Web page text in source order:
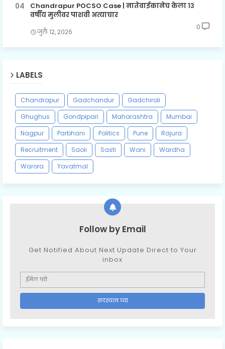
Chandrapur POCSO Case | नातेवाईकानेच केला १३
वर्षीय मुलीवर पाशवी अत्याचार
जुलै १२, २०२६
0
LABELS
Chandrapur Gadchandur
Gadchiroli
Ghughus
Gondpipari Maharashtra
Mumbai
Nagpur
Parbhani Politics Pune
Rajura
Recruitment
Saoli Sasti Wani
Wardha
Warora
Yavatmal
Follow by Email
Get Notified About Next Update Direct to Your
inbox